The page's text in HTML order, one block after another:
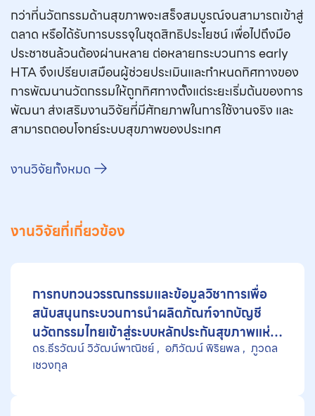
กว่าที่นวัตกรรมด้านสุขภาพจะเสร็จสมบูรณ์จนสามารถเข้าสู่
ตลาด หรือได้รับการบรรจุในชุดสิทธิประโยชน์ เพื่อไปถึงมือ
ประชาชนล้วนต้องผ่านหลาย ต่อหลายกระบวนการ early
HTA จึงเปรียบเสมือนผู้ช่วยประเมินและกำหนดทิศทางของ
การพัฒนานวัตกรรมให้ถูกทิศทางตั้งแต่ระยะเริ่มต้นของการ
พัฒนา ส่งเสริมงานวิจัยที่มีศักยภาพในการใช้งานจริง และ
สามารถตอบโจทย์ระบบสุขภาพของประเทศ
งานวิจัยทั้งหมด
งานวิจัยที่เกี่ยวข้อง
การทบทวนวรรณกรรมและข้อมูลวิชาการเพื่อ
สนับสนุนกระบวนการนำผลิตภัณฑ์จากบัญชี
นวัตกรรมไทยเข้าสู่ระบบหลักประกันสุขภาพแห่ง
ชาติ กรณีศึกษานวัตกรรมวัสดุปิดแผล
ดร.ธีรวัฒน์ วิวัฒน์พาณิชย์ อภิวัฒน์ พิริยพล
เชวงกุล